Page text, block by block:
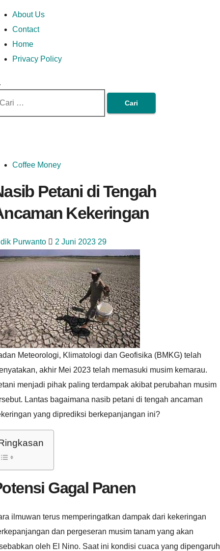
Money In Every
Way
In Every Way
About Us
Contact
Home
Privacy Policy
Coffee Money
Petani di Tengah
Kekeringan
Purwanto 2 Juni 2023 29
Meteorologi, Klimatologi dan Geofisika (BMKG) telah
akhir Mei 2023 telah memasuki musim kemarau.
menjadi pihak paling terdampak akibat perubahan musim
Lantas bagaimana nasib petani di tengah ancaman
yang diprediksi berkepanjangan ini?
Gagal Panen
ilmuwan terus memperingatkan dampak dari kekeringan
dan pergeseran musim tanam yang akan
oleh El Nino. Saat ini kondisi cuaca yang